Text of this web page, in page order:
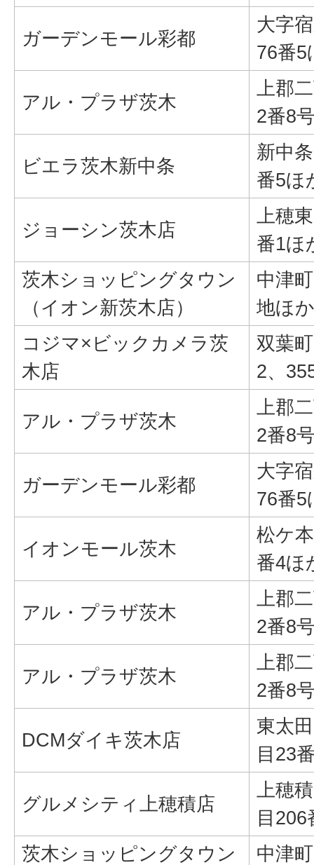
ガーデンモール彩都
大字
76番5
アル・プラザ茨木
上郡
2番8
ビエラ茨木新中条
新中
番5ほ
ジョーシン茨木店
上穂
番1ほ
茨木ショッピングタウン
（イオン新茨木店）
中津
地ほか
コジマ×ビックカメラ茨
木店
双葉
2、
アル・プラザ茨木
上郡
2番8
ガーデンモール彩都
大字
76番5
イオンモール茨木
松ケ
番4ほ
アル・プラザ茨木
上郡
2番8
アル・プラザ茨木
上郡
2番8
DCMダイキ茨木店
東太
目23
グルメシティ上穂積店
上穂
目206
茨木ショッピングタウン
中津